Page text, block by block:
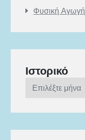
Φυσική Αγωγή
Ιστορικό
Ιστορικό